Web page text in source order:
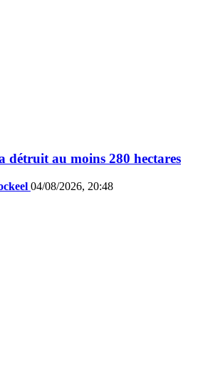
détruit au moins 280 hectares
04/08/2026, 20:48